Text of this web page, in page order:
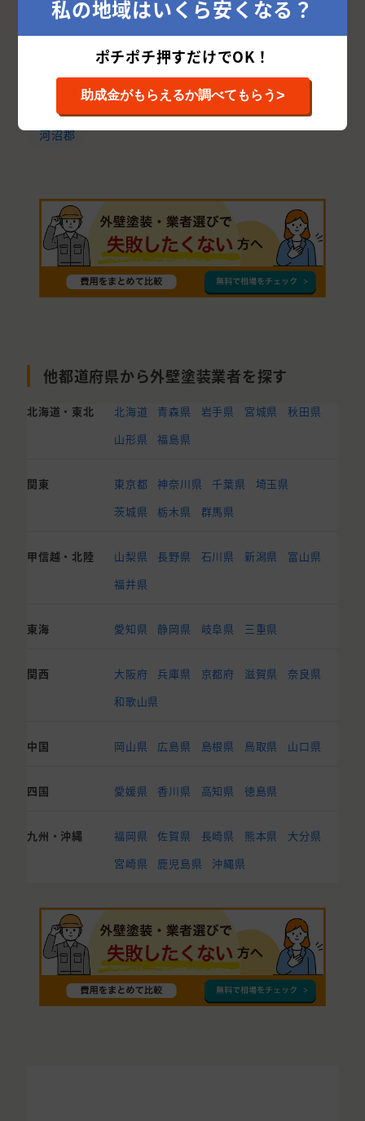
相馬郡 東白川郡 須賀川市
本宮市
西白河郡
南相馬市 大沼郡
喜多方市
南会津郡 田村郡
安達郡
河沼郡
他都道府県から外壁塗装業者を探す
北海道・東北 北海道 青森県 岩手県 宮城県
秋田県
山形県
福島県
関東 東京都 神奈川県 千葉県
埼玉県
茨城県
栃木県 群馬県
甲信越・北陸 山梨県 長野県 石川県 新潟県
富山県
福井県
東海 愛知県 静岡県 岐阜県 三重県
関西 大阪府 兵庫県 京都府 滋賀県
奈良県
和歌山県
中国 岡山県 広島県 島根県 鳥取県 山口県
四国 愛媛県 香川県 高知県 徳島県
九州・沖縄 福岡県 佐賀県 長崎県 熊本県
大分県
宮崎県
鹿児島県 沖縄県
私の地域はいくら安くなる？
ポチポチ押すだけでOK！
助成金がもらえるか調べてもらう>